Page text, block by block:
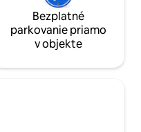
Bezplatné
parkovanie priamo
v objekte